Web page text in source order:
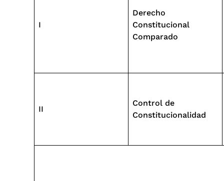
I
Derecho
Constitucional
Comparado
II
Control de
Constitucionalidad